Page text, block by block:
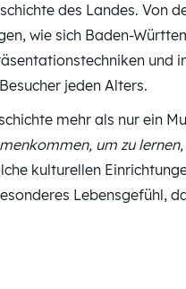
des Landes. Von
wie sich Baden-
und
jeden Alters.
mehr als nur ein
um zu
kulturellen
Lebensgefühl,